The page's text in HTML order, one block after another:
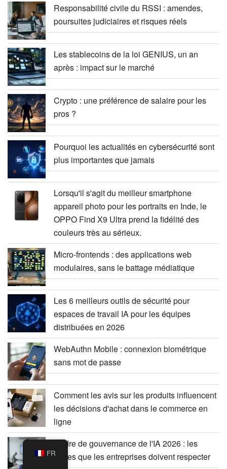
Responsabilité civile du RSSI : amendes,
poursuites judiciaires et risques réels
Les stablecoins de la loi GENIUS, un an
après : impact sur le marché
Crypto : une préférence de salaire pour les
pros ?
Pourquoi les actualités en cybersécurité sont
plus importantes que jamais
Lorsqu'il s'agit du meilleur smartphone
appareil photo pour les portraits en Inde, le
OPPO Find X9 Ultra prend la fidélité des
couleurs très au sérieux.
Micro-frontends : des applications web
modulaires, sans le battage médiatique
Les 6 meilleurs outils de sécurité pour
espaces de travail IA pour les équipes
distribuées en 2026
WebAuthn Mobile : connexion biométrique
sans mot de passe
Comment les avis sur les produits influencent
les décisions d'achat dans le commerce en
ligne
Cadre de gouvernance de l'IA 2026 : les
règles que les entreprises doivent respecter
FR